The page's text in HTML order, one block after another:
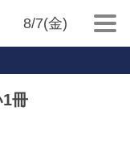
8/7(金)
1冊